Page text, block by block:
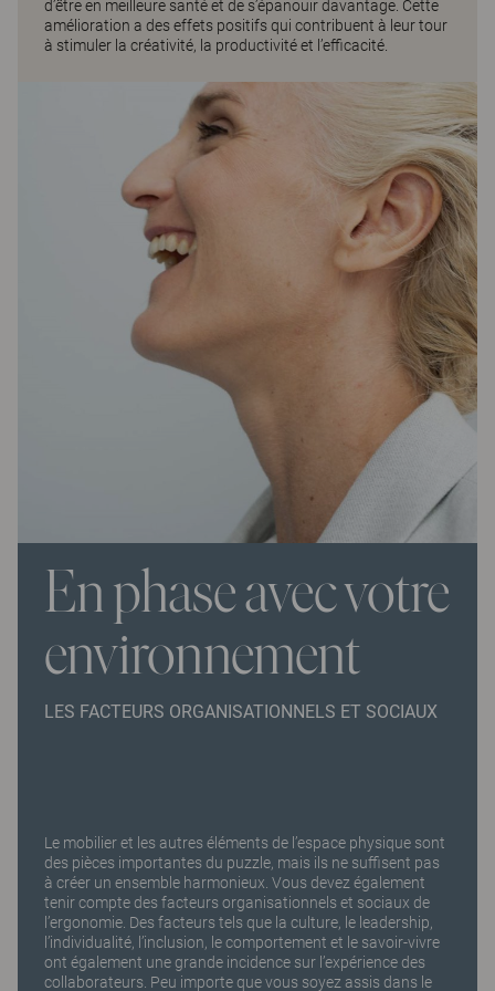
d’être en meilleure santé et de s’épanouir davantage. Cette
amélioration a des effets positifs qui contribuent à leur tour
à stimuler la créativité, la productivité et l’efficacité.
En phase avec votre
environnement
LES FACTEURS ORGANISATIONNELS ET SOCIAUX
Le mobilier et les autres éléments de l’espace physique sont
des pièces importantes du puzzle, mais ils ne suffisent pas
à créer un ensemble harmonieux. Vous devez également
tenir compte des facteurs organisationnels et sociaux de
l’ergonomie. Des facteurs tels que la culture, le leadership,
l’individualité, l’inclusion, le comportement et le savoir-vivre
ont également une grande incidence sur l’expérience des
collaborateurs. Peu importe que vous soyez assis dans le